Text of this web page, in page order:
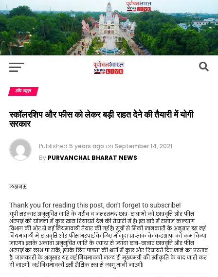
टॉप न्यूज़
स्कॉलरशिप और फीस को लेकर बड़ी राहत देने की तैयारी में योगी
सरकार
Published 5 years ago on September 14, 2021
By PURVANCHAL BHARAT NEWS
लखनऊ:
Thank you for reading this post, don't forget to subscribe!
यूपी सरकार अनुसूचित जाति के गरीब व जरूरतमंद छात्र-छात्राओं को छात्रवृत्ति और फीस
भरपाई की योजना में कुछ खास रियायतें देने की तैयारी में है। इस बारे में समाज कल्याण
विभाग की ओर से नई नियमावली तैयार की गई है। सूत्रों से मिली जानकारी के अनुसार इस नई
नियमावली में छात्रवृत्ति और फीस भरपाई के लिए मौजूदा प्राप्तांक के कटआफ को कम किया
जाएगा। इसके अलावा अनुसूचित जाति के ज्यादा से ज्यादा छात्र-छात्राएं छात्रवृत्ति और फीस
भरपाई का लाभ पा सकें, इसके लिए पात्रता की शर्तों में कुछ और रियायतें दिए जाने का प्रस्ताव
है। जानकारी के अनुसार यह नई नियमावली जल्द ही मुख्यमंत्री की स्वीकृति के बाद जारी कर
दी जाएगी। नई नियमावली इसी शैक्षिक सत्र से लागू मानी जाएगी।